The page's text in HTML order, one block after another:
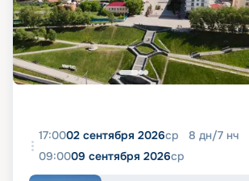
17:0002 сентября 2026ср 8 дн/7 нч
09:0009 сентября 2026ср